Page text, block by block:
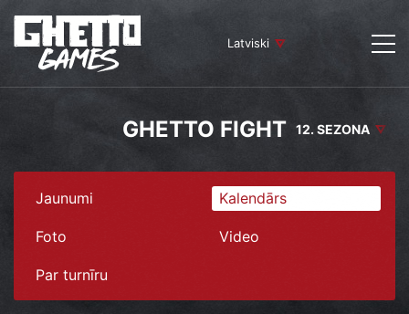
Latviski
GHETTO FIGHT 12. SEZONA
Jaunumi Kalendārs
Foto Video
Par turnīru